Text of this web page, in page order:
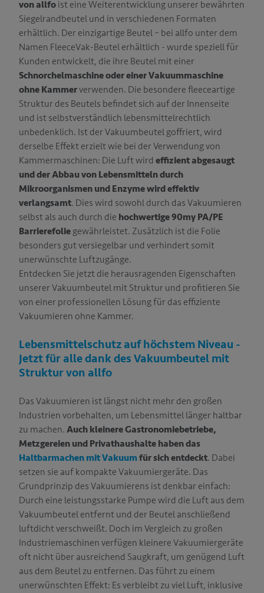
von allfo ist eine Weiterentwicklung unserer bewährten
Siegelrandbeutel und in verschiedenen Formaten
erhältlich. Der einzigartige Beutel – bei allfo unter dem
Namen FleeceVak-Beutel erhältlich - wurde speziell für
Kunden entwickelt, die ihre Beutel mit einer
Schnorchelmaschine oder einer Vakuummaschine
ohne Kammerverwenden. Die besondere fleeceartige
Struktur des Beutels befindet sich auf der Innenseite
und ist selbstverständlich lebensmittelrechtlich
unbedenklich. Ist der Vakuumbeutel goffriert, wird
derselbe Effekt erzielt wie bei der Verwendung von
Kammermaschinen: Die Luft wird effizient abgesaugt
und der Abbau von Lebensmitteln durch
Mikroorganismen und Enzyme wird effektiv
verlangsamt. Dies wird sowohl durch das Vakuumieren
selbst als auch durch die hochwertige 90my PA/PE
Barrierefoliegewährleistet. Zusätzlich ist die Folie
besonders gut versiegelbar und verhindert somit
unerwünschte Luftzugänge.
Entdecken Sie jetzt die herausragenden Eigenschaften
unserer Vakuumbeutel mit Struktur und profitieren Sie
von einer professionellen Lösung für das effiziente
Vakuumieren ohne Kammer.
Lebensmittelschutz auf höchstem Niveau -
Jetzt für alle dank des Vakuumbeutel mit
Struktur von allfo
Das Vakuumieren ist längst nicht mehr den großen
Industrien vorbehalten, um Lebensmittel länger haltbar
zu machen. Auch kleinere Gastronomiebetriebe,
Metzgereien und Privathaushalte haben das
Haltbarmachen mit Vakuumfür sich entdeckt. Dabei
setzen sie auf kompakte Vakuumiergeräte. Das
Grundprinzip des Vakuumierens ist denkbar einfach:
Durch eine leistungsstarke Pumpe wird die Luft aus dem
Vakuumbeutel entfernt und der Beutel anschließend
luftdicht verschweißt. Doch im Vergleich zu großen
Industriemaschinen verfügen kleinere Vakuumiergeräte
oft nicht über ausreichend Saugkraft, um genügend Luft
aus dem Beutel zu entfernen. Das führt zu einem
unerwünschten Effekt: Es verbleibt zu viel Luft, inklusive